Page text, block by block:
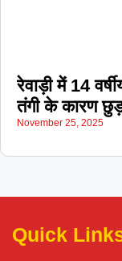
रेवाड़ी में 14
तंगी के कारण
November 25, 2025
Quick